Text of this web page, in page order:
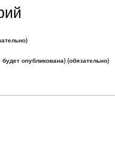
будет опубликована) (обязательно)